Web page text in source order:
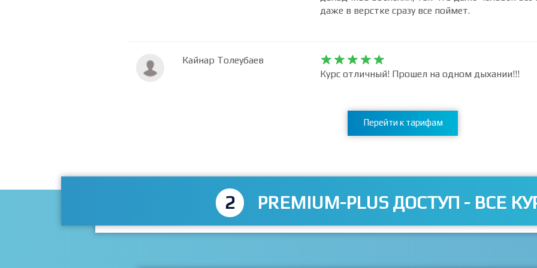
даже в верстке сразу все поймет.
Кайнар Толеубаев     
    
Курс отличный! Прошел на одном дыхании!!!
Перейти к тарифам
2 PREMIUM-PLUS ДОСТУП - ВСЕ